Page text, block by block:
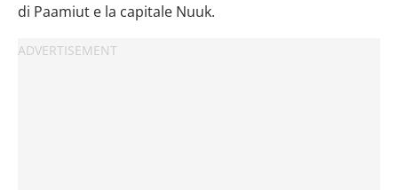
di Paamiut e la capitale Nuuk.